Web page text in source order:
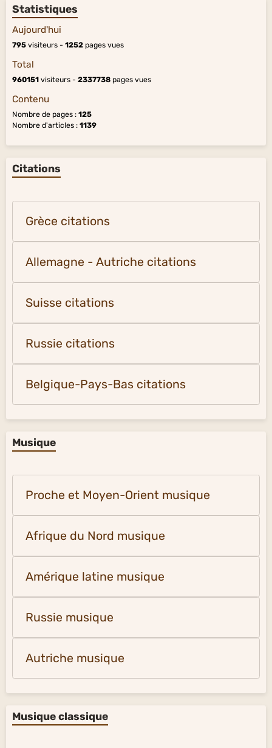
Statistiques
Aujourd'hui
795 visiteurs - 1252 pages vues
Total
960151 visiteurs - 2337738 pages vues
Contenu
Nombre de pages : 125
Nombre d'articles : 1139
Citations
Grèce citations
Allemagne - Autriche citations
Suisse citations
Russie citations
Belgique-Pays-Bas citations
Musique
Proche et Moyen-Orient musique
Afrique du Nord musique
Amérique latine musique
Russie musique
Autriche musique
Musique classique